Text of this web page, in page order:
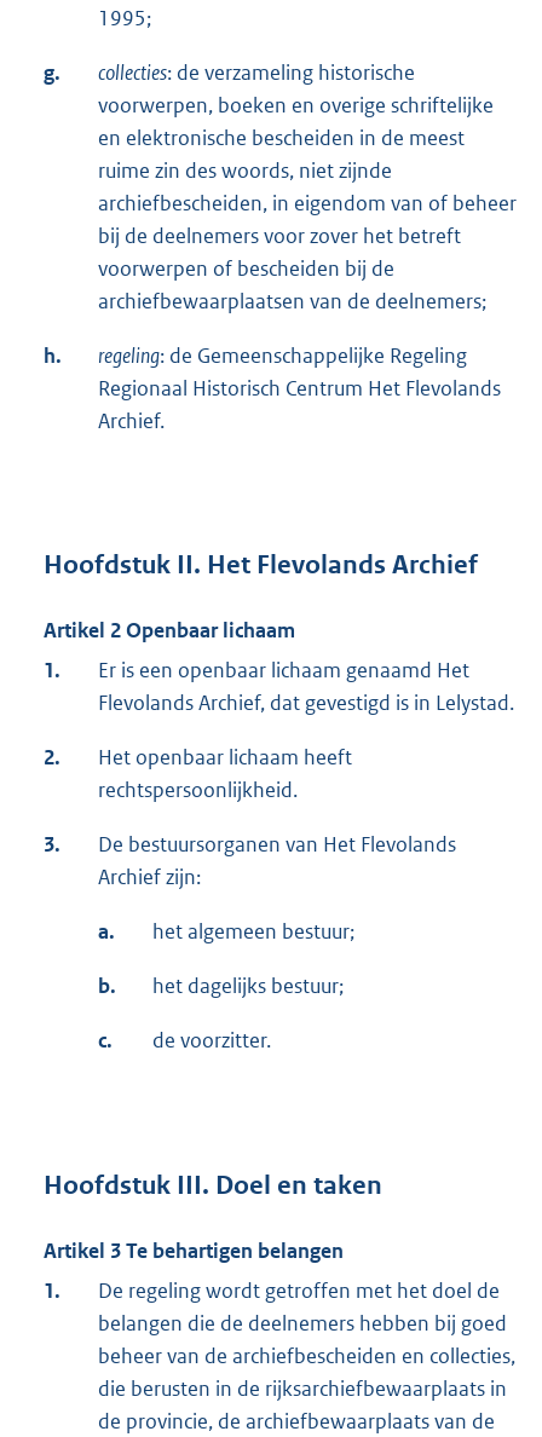
1995;
g. collecties: de verzameling historische
voorwerpen, boeken en overige schriftelijke
en elektronische bescheiden in de meest
ruime zin des woords, niet zijnde
archiefbescheiden, in eigendom van of beheer
bij de deelnemers voor zover het betreft
voorwerpen of bescheiden bij de
archiefbewaarplaatsen van de deelnemers;
h. regeling: de Gemeenschappelijke Regeling
Regionaal Historisch Centrum Het Flevolands
Archief.
Hoofdstuk II. Het Flevolands Archief
Artikel 2 Openbaar lichaam
1.
Er is een openbaar lichaam genaamd Het
Flevolands Archief, dat gevestigd is in Lelystad.
2.
Het openbaar lichaam heeft
rechtspersoonlijkheid.
3.
De bestuursorganen van Het Flevolands
Archief zijn:
a. het algemeen bestuur;
b. het dagelijks bestuur;
c. de voorzitter.
Hoofdstuk III. Doel en taken
Artikel 3 Te behartigen belangen
1.
De regeling wordt getroffen met het doel de
belangen die de deelnemers hebben bij goed
beheer van de archiefbescheiden en collecties,
die berusten in de rijksarchiefbewaarplaats in
de provincie, de archiefbewaarplaats van de